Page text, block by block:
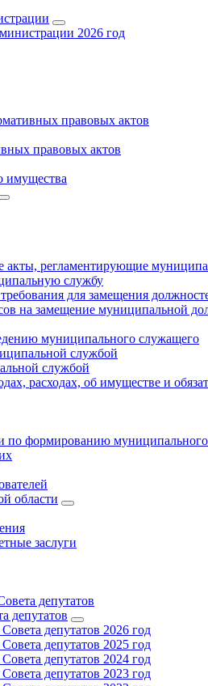
2026 год
правовых актов
правовых актов
имущества
регламентирующие
службу
для замещения
на замещение муниципальной
муниципального служащего
службой
службой
расходах, об имуществе и
по формированию муниципального
области
заслуги
депутатов
депутатов
депутатов 2026 год
депутатов 2025 год
депутатов 2024 год
депутатов 2023 год